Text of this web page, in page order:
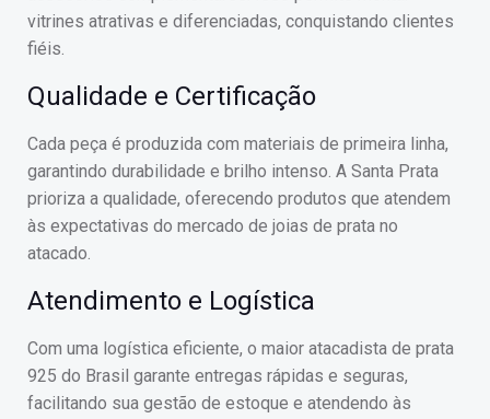
vitrines atrativas e diferenciadas, conquistando clientes
fiéis.
Qualidade e Certificação
Cada peça é produzida com materiais de primeira linha,
garantindo durabilidade e brilho intenso. A Santa Prata
prioriza a qualidade, oferecendo produtos que atendem
às expectativas do mercado de joias de prata no
atacado.
Atendimento e Logística
Com uma logística eficiente, o maior atacadista de prata
925 do Brasil garante entregas rápidas e seguras,
facilitando sua gestão de estoque e atendendo às